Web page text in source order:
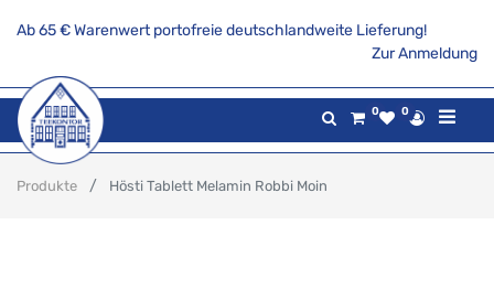
Ab 65 € Warenwert portofreie deutschlandweite Lieferung!
Zur Anmeldung
0 0
Produkte Hösti Tablett Melamin Robbi Moin